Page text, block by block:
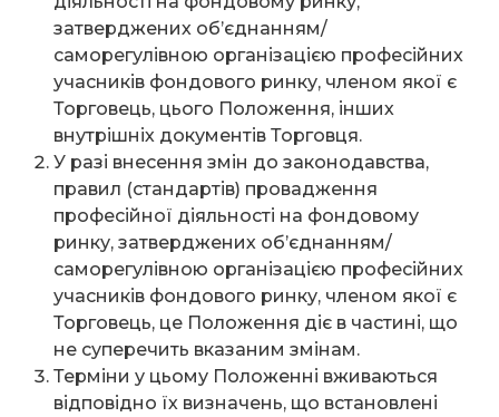
затверджених об’єднанням/
саморегулівною організацією професійних
учасників фондового ринку, членом якої є
Торговець, цього Положення, інших
внутрішніх документів Торговця.
У разі внесення змін до законодавства,
правил (стандартів) провадження
професійної діяльності на фондовому
ринку, затверджених об’єднанням/
саморегулівною організацією професійних
учасників фондового ринку, членом якої є
Торговець, це Положення діє в частині, що
не суперечить вказаним змінам.
Терміни у цьому Положенні вживаються
відповідно їх визначень, що встановлені